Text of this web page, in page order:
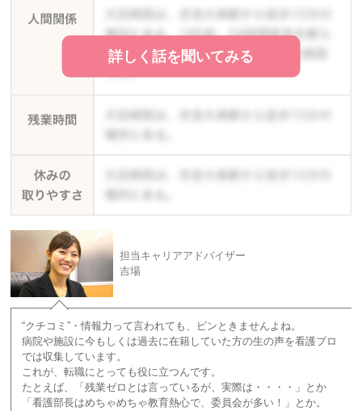
詳しく話を聞いてみる
担当キャリアアドバイザー
吉場
“クチコミ”・情報力って言われても、ピンときませんよね。
病院や施設に今もしくは過去に在籍していた方の生の声を看護プロ
では収集しています。
これが、転職にとっても役に立つんです。
たとえば、「残業ゼロとは言っているが、実際は・・・・」とか
「看護部長はめちゃめちゃ教育熱心で、委員会が多い！」とか。